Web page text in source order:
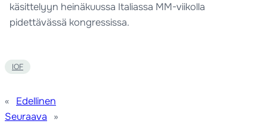
käsittelyyn heinäkuussa Italiassa MM-viikolla
pidettävässä kongressissa.
IOF
«
Edellinen
Seuraava
»